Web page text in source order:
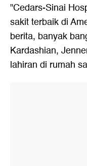
"Cedars-Sinai
sakit terbaik di
berita, banyak
Kardashian,
lahiran di rumah